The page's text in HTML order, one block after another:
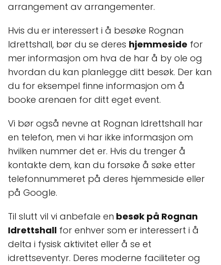
arrangement av arrangementer.
Hvis du er interessert i å besøke Rognan
Idrettshall, bør du se deres hjemmeside for
mer informasjon om hva de har å by ole og
hvordan du kan planlegge ditt besøk. Der kan
du for eksempel finne informasjon om å
booke arenaen for ditt eget event.
Vi bør også nevne at Rognan Idrettshall har
en telefon, men vi har ikke informasjon om
hvilken nummer det er. Hvis du trenger å
kontakte dem, kan du forsøke å søke etter
telefonnummeret på deres hjemmeside eller
på Google.
Til slutt vil vi anbefale en besøk på Rognan
Idrettshall for enhver som er interessert i å
delta i fysisk aktivitet eller å se et
idrettseventyr. Deres moderne faciliteter og